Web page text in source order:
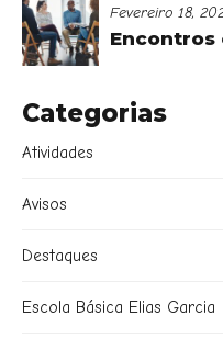
Fevereiro 18,
Encontros
Categorias
Atividades
Avisos
Destaques
Escola Básica Elias Garcia